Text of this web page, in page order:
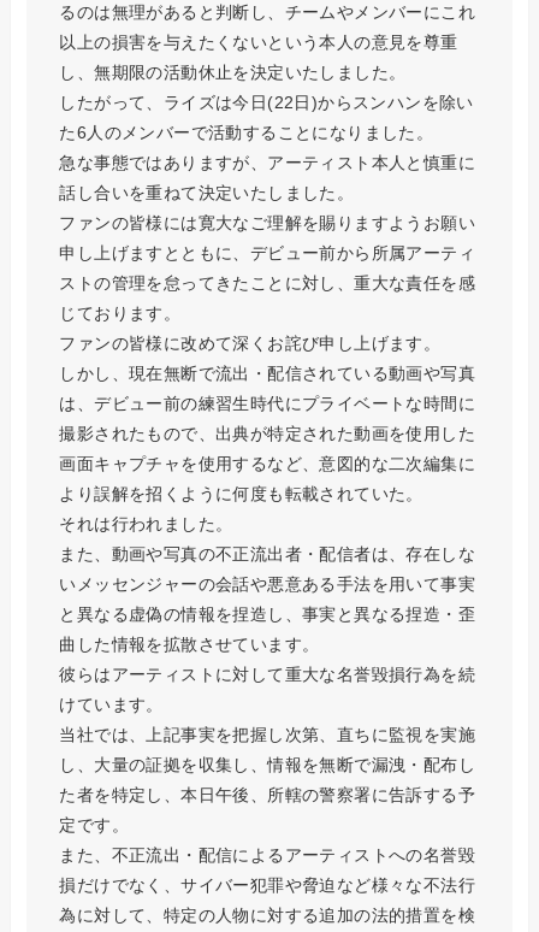
るのは無理があると判断し、チームやメンバーにこれ
以上の損害を与えたくないという本人の意見を尊重
し、無期限の活動休止を決定いたしました。
したがって、ライズは今日(22日)からスンハンを除い
た6人のメンバーで活動することになりました。
急な事態ではありますが、アーティスト本人と慎重に
話し合いを重ねて決定いたしました。
ファンの皆様には寛大なご理解を賜りますようお願い
申し上げますとともに、デビュー前から所属アーティ
ストの管理を怠ってきたことに対し、重大な責任を感
じております。
ファンの皆様に改めて深くお詫び申し上げます。
しかし、現在無断で流出・配信されている動画や写真
は、デビュー前の練習生時代にプライベートな時間に
撮影されたもので、出典が特定された動画を使用した
画面キャプチャを使用するなど、意図的な二次編集に
より誤解を招くように何度も転載されていた。
それは行われました。
また、動画や写真の不正流出者・配信者は、存在しな
いメッセンジャーの会話や悪意ある手法を用いて事実
と異なる虚偽の情報を捏造し、事実と異なる捏造・歪
曲した情報を拡散させています。
彼らはアーティストに対して重大な名誉毀損行為を続
けています。
当社では、上記事実を把握し次第、直ちに監視を実施
し、大量の証拠を収集し、情報を無断で漏洩・配布し
た者を特定し、本日午後、所轄の警察署に告訴する予
定です。
また、不正流出・配信によるアーティストへの名誉毀
損だけでなく、サイバー犯罪や脅迫など様々な不法行
為に対して、特定の人物に対する追加の法的措置を検